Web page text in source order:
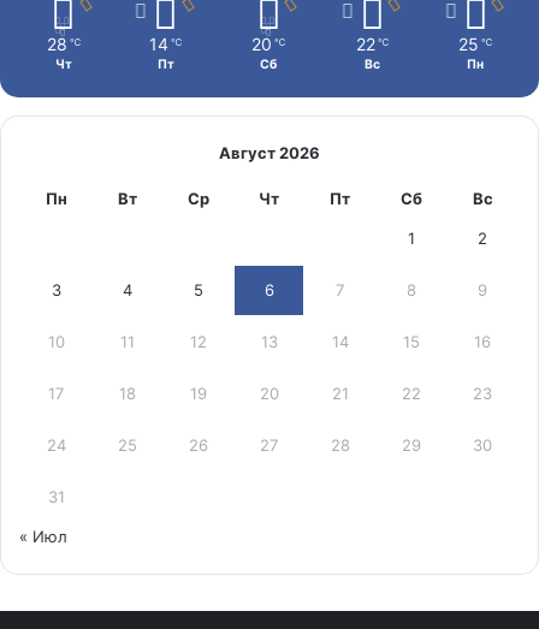
28 ℃
Чт
14 ℃
Пт
20 ℃
Сб
22 ℃
Вс
25 ℃
Пн
Август 2026
Пн Вт Ср Чт Пт Сб Вс
1 2
3 4 5 6 7 8 9
10 11 12 13 14 15 16
17 18 19 20 21 22 23
24 25 26 27 28 29 30
31
« Июл